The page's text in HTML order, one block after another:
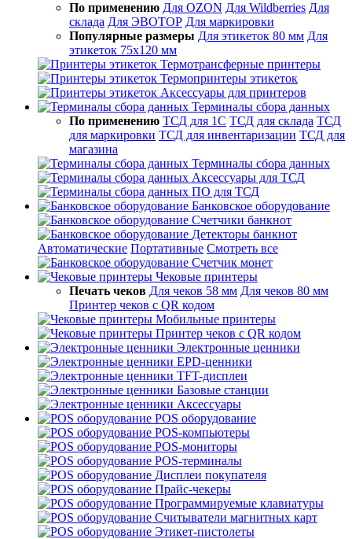
По применению Для OZON Для Wildberries Для
склада Для ЭВОТОР Для маркировки
Популярные размеры Для этикеток 80 мм Для
этикеток 75х120 мм
Термотрансферные принтеры
Термопринтеры этикеток
Аксессуары для принтеров
Терминалы сбора данных
По применению ТСД для 1С ТСД для склада ТСД
для маркировки ТСД для инвентаризации ТСД для
магазина
Терминалы сбора данных
Аксессуары для ТСД
ПО для ТСД
Банковское оборудование
Счетчики банкнот
Детекторы банкнот
Автоматические Портативные Смотреть все
Счетчик монет
Чековые принтеры
Печать чеков Для чеков 58 мм Для чеков 80 мм
Принтер чеков с QR кодом
Мобильные принтеры
Принтер чеков с QR кодом
Электронные ценники
EPD-ценники
TFT-дисплеи
Базовые станции
Аксессуары
POS оборудование
POS-компьютеры
POS-мониторы
POS-терминалы
Дисплеи покупателя
Прайс-чекеры
Программируемые клавиатуры
Считыватели магнитных карт
Этикет-пистолеты